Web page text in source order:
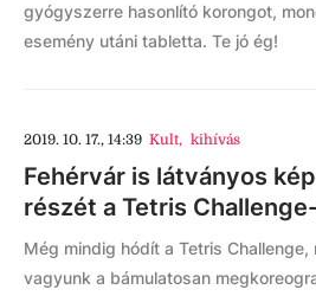
gyógyszerre hasonlító korongot,
esemény utáni tabletta. Te jó ég!
2019. 10. 17., 14:39 Kult, kihívás
Fehérvár is látványos
részét a Tetris
Még mindig hódít a Tetris
vagyunk a bámulatosan